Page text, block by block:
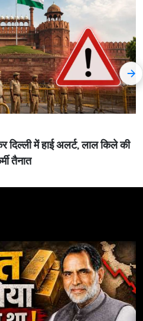
दिल्ली में हाई अलर्ट, लाल किले की
तैनात